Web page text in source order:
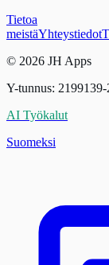
Tietoa
meistäYhteystiedot
© 2026 JH Apps
Y-tunnus: 2199139-
AI Työkalut
Suomeksi